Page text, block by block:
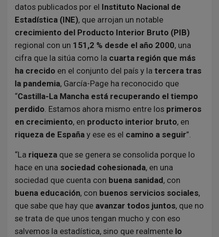
datos publicados por el Instituto Nacional de
Estadística (INE), que arrojan un notable
crecimiento del Producto Interior Bruto (PIB)
regional con un 151,2 % desde el año 2000, una
cifra que la sitúa como la cuarta región que más
ha crecido en el conjunto del país y la tercera tras
la pandemia, García-Page ha reconocido que
“Castilla-La Mancha está recuperando el tiempo
perdido. Estamos ahora mismo entre los primeros
en crecimiento, en producto interior bruto, en
riqueza de España y ese es el camino a seguir”.
“La riqueza que se genera se consolida porque lo
hace en una sociedad cohesionada, en una
sociedad que cuenta con buena sanidad, con
buena educación, con buenos servicios sociales,
que sabe que hay que avanzar todos juntos, que no
se trata de que unos tengan mucho y con eso
salvemos la estadística, sino que realmente lo